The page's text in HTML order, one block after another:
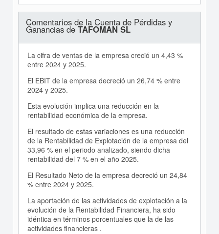
Comentarios de la Cuenta de Pérdidas y
Ganancias deTAFOMAN SL
La cifra de ventas de la empresa creció un 4,43 %
entre 2024 y 2025.
El EBIT de la empresa decreció un 26,74 % entre
2024 y 2025.
Esta evolución implica una reducción en la
rentabilidad económica de la empresa.
El resultado de estas variaciones es una reducción
de la Rentabilidad de Explotación de la empresa del
33,96 % en el periodo analizado, siendo dicha
rentabilidad del 7 % en el año 2025.
El Resultado Neto de la empresa decreció un 24,84
% entre 2024 y 2025.
La aportación de las actividades de explotación a la
evolución de la Rentabilidad Financiera, ha sido
idéntica en términos porcentuales que la de las
actividades financieras .